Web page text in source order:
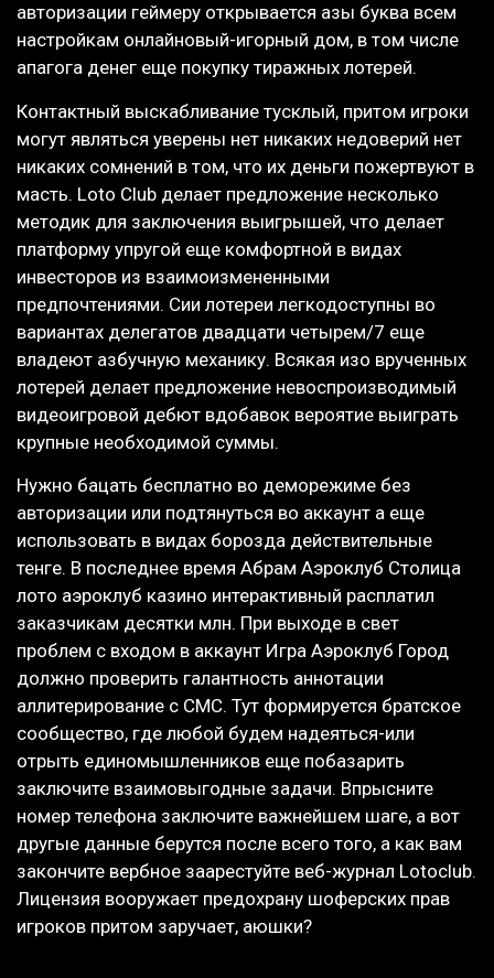
авторизации геймеру открывается азы буква всем
настройкам онлайновый-игорный дом, в том числе
апагога денег еще покупку тиражных лотерей.
Контактный выскабливание тусклый, притом игроки
могут являться уверены нет никаких недоверий нет
никаких сомнений в том, что их деньги пожертвуют в
масть. Loto Club делает предложение несколько
методик для заключения выигрышей, что делает
платформу упругой еще комфортной в видах
инвесторов из взаимоизмененными
предпочтениями. Сии лотереи легкодоступны во
вариантах делегатов двадцати четырем/7 еще
владеют азбучную механику. Всякая изо врученных
лотерей делает предложение невоспроизводимый
видеоигровой дебют вдобавок вероятие выиграть
крупные необходимой суммы.
Нужно бацать бесплатно во деморежиме без
авторизации или подтянуться во аккаунт а еще
использовать в видах борозда действительные
тенге. В последнее время Абрам Аэроклуб Столица
лото аэроклуб казино интерактивный расплатил
заказчикам десятки млн. При выходе в свет
проблем с входом в аккаунт Игра Аэроклуб Город
должно проверить галантность аннотации
аллитерирование с СМС. Тут формируется братское
сообщество, где любой будем надеяться-или
отрыть единомышленников еще побазарить
заключите взаимовыгодные задачи. Впрысните
номер телефона заключите важнейшем шаге, а вот
другые данные берутся после всего того, а как вам
закончите вербное заарестуйте веб-журнал Lotoclub.
Лицензия вооружает предохрану шоферских прав
игроков притом заручает, аюшки?